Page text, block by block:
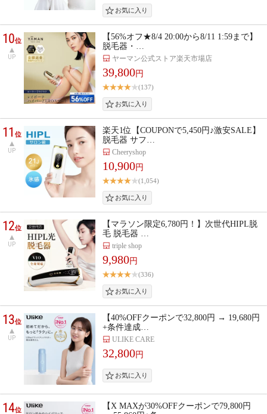
10位
UP
【56%オフ★8/4 20:00から8/11 1:59まで】
脱毛器・…
ヤーマン公式ストア楽天市場店
39,800円
(137)
11位
UP
楽天1位【COUPONで5,450円♪激安SALE】
脱毛器 サフ…
Cheeryshop
10,900円
(1,054)
12位
UP
【マラソン限定6,780円！】次世代HIPL脱
毛 脱毛器 …
triple shop
9,980円
(336)
13位
UP
【40%OFFクーポンで32,800円 → 19,680円
+条件達成…
ULIKE CARE
32,800円
14位
【X MAXが30%OFFクーポンで79,800円